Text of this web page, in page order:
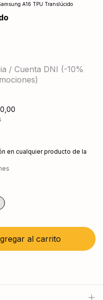
A16 TPU Translúcido
/ Cuenta DNI (-10%
en cualquier producto de la